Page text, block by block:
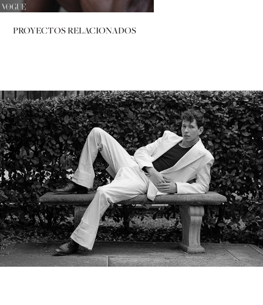
PROYECTOS RELACIONADOS
JOSELA | Editorial Photography